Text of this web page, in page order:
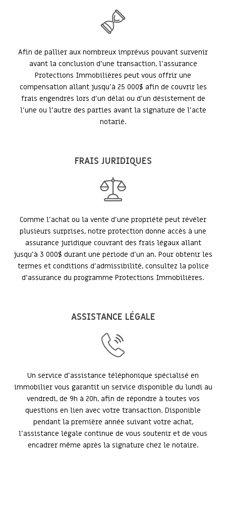
Afin de pallier aux nombreux imprévus pouvant survenir
avant la conclusion d’une transaction, l’assurance
Protections Immobilières peut vous offrir une
compensation allant jusqu’à 25 000$ afin de couvrir les
frais engendrés lors d’un délai ou d’un désistement de
l’une ou l’autre des parties avant la signature de l’acte
notarié.
FRAIS JURIDIQUES
Comme l’achat ou la vente d’une propriété peut révéler
plusieurs surprises, notre protection donne accès à une
assurance juridique couvrant des frais légaux allant
jusqu’à 3 000$ durant une période d’un an. Pour obtenir les
termes et conditions d’admissibilité, consultez la police
d’assurance du programme Protections Immobilières.
ASSISTANCE LÉGALE
Un service d’assistance téléphonique spécialisé en
immobilier vous garantit un service disponible du lundi au
vendredi, de 9h à 20h, afin de répondre à toutes vos
questions en lien avec votre transaction. Disponible
pendant la première année suivant votre achat,
l’assistance légale continue de vous soutenir et de vous
encadrer même après la signature chez le notaire.